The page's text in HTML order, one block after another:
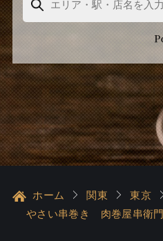
ホーム 関東
東京
やさい串巻き 肉巻屋串衛門